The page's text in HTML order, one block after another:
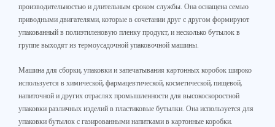
производительностью и длительным сроком службы. Она оснащена семью
приводными двигателями, которые в сочетании друг с другом формируют
упакованный в полиэтиленовую пленку продукт, и несколько бутылок в
группе выходят из термоусадочной упаковочной машины.
Машина для сборки, упаковки и запечатывания картонных коробок широко
используется в химической, фармацевтической, косметической, пищевой,
напиточной и других отраслях промышленности для высокоскоростной
упаковки различных изделий в пластиковые бутылки. Она используется для
упаковки бутылок с газированными напитками в картонные коробки.